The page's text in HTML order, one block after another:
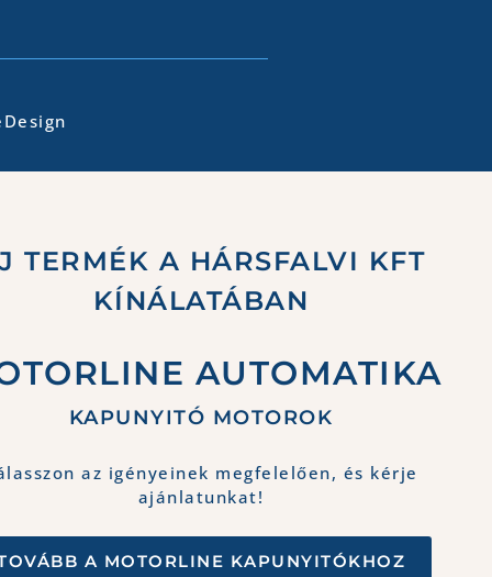
TERMÉK A HÁRSFALVI KFT
KÍNÁLATÁBAN
AUTOMATIKA
KAPUNYITÓ MOTOROK
az igényeinek megfelelően, és kérje
ajánlatunkat!
A MOTORLINE KAPUNYITÓKHOZ